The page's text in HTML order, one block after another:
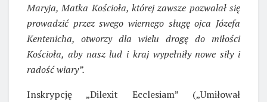
Maryja, Matka Kościoła, której zawsze pozwalał się
prowadzić przez swego wiernego sługę ojca Józefa
Kentenicha, otworzy dla wielu drogę do miłości
Kościoła, aby nasz lud i kraj wypełniły nowe siły i
radość wiary”.
Inskrypcję „Dilexit Ecclesiam” („Umiłował